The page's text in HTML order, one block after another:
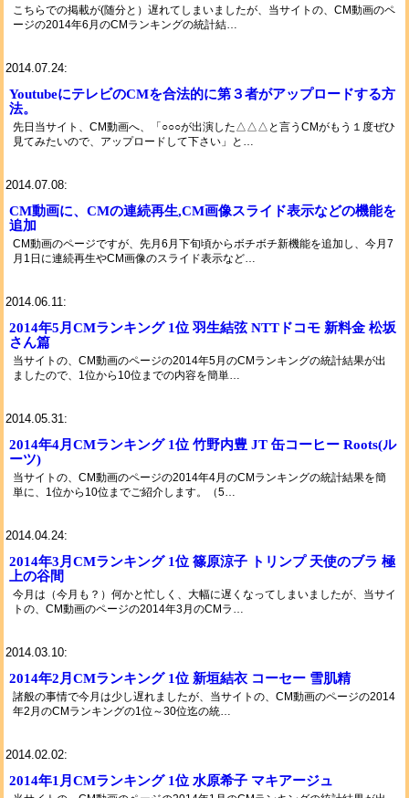
こちらでの掲載が(随分と）遅れてしまいましたが、当サイトの、CM動画のペ
ージの2014年6月のCMランキングの統計結…
2014.07.24:
YoutubeにテレビのCMを合法的に第３者がアップロードする方
法。
先日当サイト、CM動画へ、「○○○が出演した△△△と言うCMがもう１度ぜひ
見てみたいので、アップロードして下さい」と…
2014.07.08:
CM動画に、CMの連続再生,CM画像スライド表示などの機能を
追加
CM動画のページですが、先月6月下旬頃からボチボチ新機能を追加し、今月7
月1日に連続再生やCM画像のスライド表示など…
2014.06.11:
2014年5月CMランキング 1位 羽生結弦 NTTドコモ 新料金 松坂
さん篇
当サイトの、CM動画のページの2014年5月のCMランキングの統計結果が出
ましたので、1位から10位までの内容を簡単…
2014.05.31:
2014年4月CMランキング 1位 竹野内豊 JT 缶コーヒー Roots(ル
ーツ)
当サイトの、CM動画のページの2014年4月のCMランキングの統計結果を簡
単に、1位から10位までご紹介します。（5…
2014.04.24:
2014年3月CMランキング 1位 篠原涼子 トリンプ 天使のブラ 極
上の谷間
今月は（今月も？）何かと忙しく、大幅に遅くなってしまいましたが、当サイ
トの、CM動画のページの2014年3月のCMラ…
2014.03.10:
2014年2月CMランキング 1位 新垣結衣 コーセー 雪肌精
諸般の事情で今月は少し遅れましたが、当サイトの、CM動画のページの2014
年2月のCMランキングの1位～30位迄の統…
2014.02.02:
2014年1月CMランキング 1位 水原希子 マキアージュ